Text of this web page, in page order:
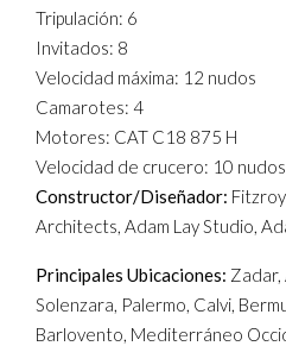
Tripulación: 6
Invitados: 8
Velocidad máxima: 12 nudos
Camarotes: 4
Motores: CAT C18 875 H
Velocidad de crucero: 10 nudos
Constructor/Diseñador:
Architects, Adam Lay Studio,
Principales Ubicaciones: Zadar,
Solenzara, Palermo, Calvi,
Barlovento, Mediterráneo